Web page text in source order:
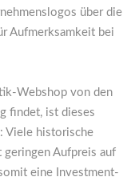
über die
Aufmerksamkeit bei
Webshop von den
findet, ist dieses
Viele historische
geringen Aufpreis auf
eine Investment-